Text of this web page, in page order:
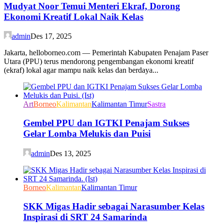
Mudyat Noor Temui Menteri Ekraf, Dorong
Ekonomi Kreatif Lokal Naik Kelas
adminDes 17, 2025
Jakarta, helloborneo.com — Pemerintah Kabupaten Penajam Paser
Utara (PPU) terus mendorong pengembangan ekonomi kreatif
(ekraf) lokal agar mampu naik kelas dan berdaya...
ArtBorneoKalimantanKalimantan TimurSastra
Gembel PPU dan IGTKI Penajam Sukses
Gelar Lomba Melukis dan Puisi
adminDes 13, 2025
BorneoKalimantanKalimantan Timur
SKK Migas Hadir sebagai Narasumber Kelas
Inspirasi di SRT 24 Samarinda